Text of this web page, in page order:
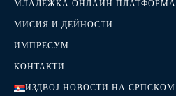
МЛАДЕЖКА ОНЛАЙН ПЛАТФОРМА
МИСИЯ И ДЕЙНОСТИ
ИМПРЕСУМ
КОНТАКТИ
ИЗДВОЈ НОВОСТИ НА СРПСКОМ